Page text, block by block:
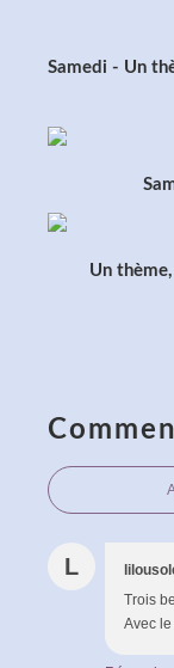
Samedi - Un
Un
L
Trois
Avec